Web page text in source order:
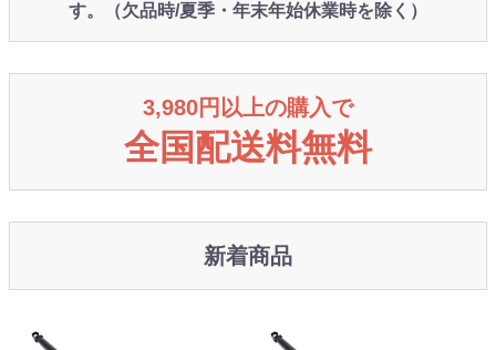
す。（欠品時/夏季・年末年始休業時を除く）
3,980円以上の購入で
全国配送料無料
新着商品